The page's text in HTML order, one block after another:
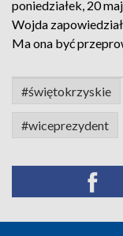
poniedziałek, 20
Wojda
Ma ona być
#świętokrzyskie
#wiceprezydent